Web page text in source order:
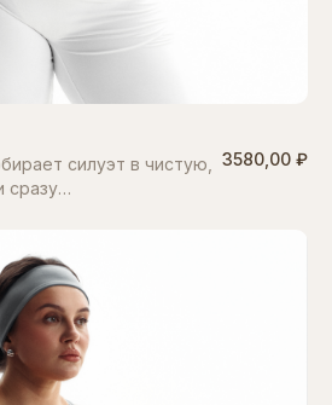
силуэт в чистую,
сразу…
3580,00 ₽